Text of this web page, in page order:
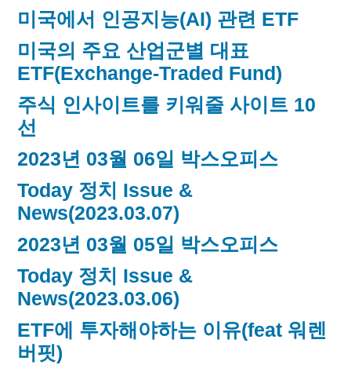
미국에서 인공지능(AI) 관련 ETF
미국의 주요 산업군별 대표
ETF(Exchange-Traded Fund)
주식 인사이트를 키워줄 사이트 10
선
2023년 03월 06일 박스오피스
Today 정치 Issue &
News(2023.03.07)
2023년 03월 05일 박스오피스
Today 정치 Issue &
News(2023.03.06)
ETF에 투자해야하는 이유(feat 워렌
버핏)